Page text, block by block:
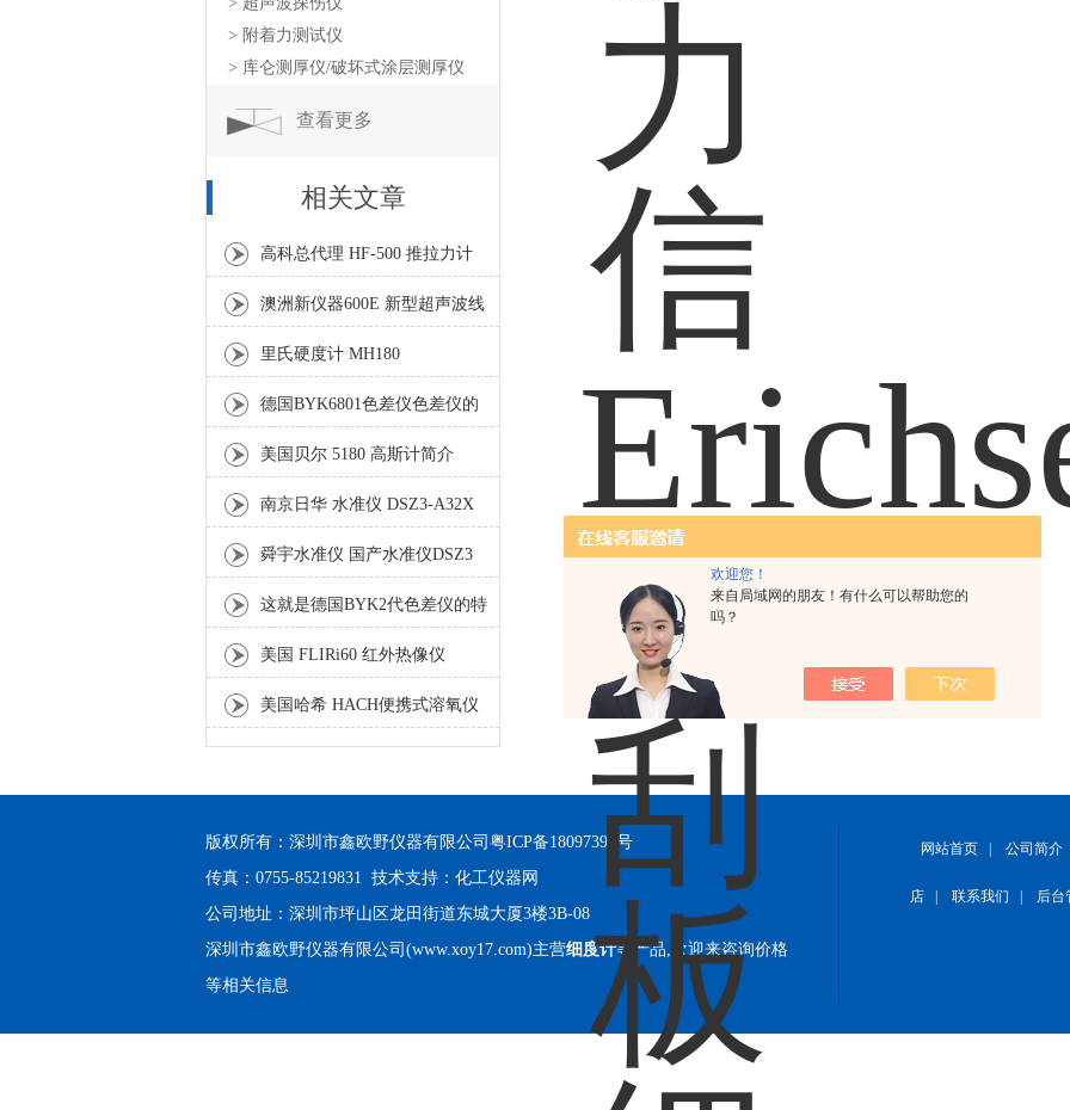
欢迎您！
来自局域网的朋友！有什么可以帮助您的
吗？
> 附着力测试仪
> 库仑测厚仪/破坏式涂层测厚仪
查看更多
相关文章
高科总代理 HF-500 推拉力计
澳洲新仪器600E 新型超声波线
缆测高仪
里氏硬度计 MH180
德国BYK6801色差仪色差仪的
特点有哪些？
美国贝尔 5180 高斯计简介
南京日华 水准仪 DSZ3-A32X
舜宇水准仪 国产水准仪DSZ3
这就是德国BYK2代色差仪的特
点还不来看看！
美国 FLIRi60 红外热像仪
美国哈希 HACH便携式溶氧仪
HQ30
版权所有：深圳市鑫欧野仪器有限公司 粤ICP备18097392号
传真：0755-85219831 技术支持： 化工仪器网
公司地址：深圳市坪山区龙田街道东城大厦3楼3B-08
深圳市鑫欧野仪器有限公司(www.xoy17.com)主营细度计等产品,欢迎来咨询价格
等相关信息
网站首页 公司简介
店 联系我们 后台